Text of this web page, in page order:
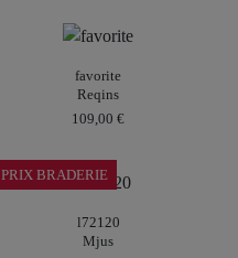
favorite
Reqins
109,00 €
PRIX BRADERIE
l72120
Mjus